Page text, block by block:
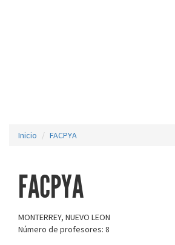
Inicio FACPYA
FACPYA
MONTERREY, NUEVO LEON
Número de profesores: 8